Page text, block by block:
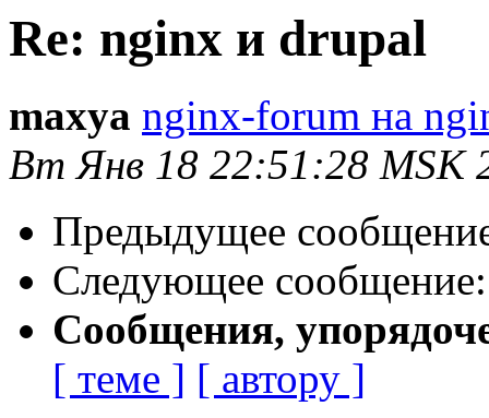
Re: nginx и drupal
maxya nginx-forum на
Вт Янв 18 22:51:28 MSK
Предыдущее
Следующее
Сообщения,
[ теме ] [ автору ]